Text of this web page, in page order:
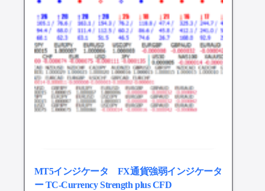
MT5インジケータ FX通貨強弱インジケータ
ー TC-Currency Strength plus CFD